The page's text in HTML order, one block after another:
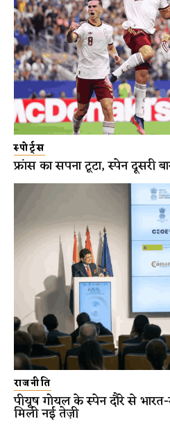
स्पोर्ट्स
फ्रांस का सपना टूटा, स्पेन दूसरी
राजनीति
पीयूष गोयल के स्पेन दौरे से
मिली नई तेज़ी